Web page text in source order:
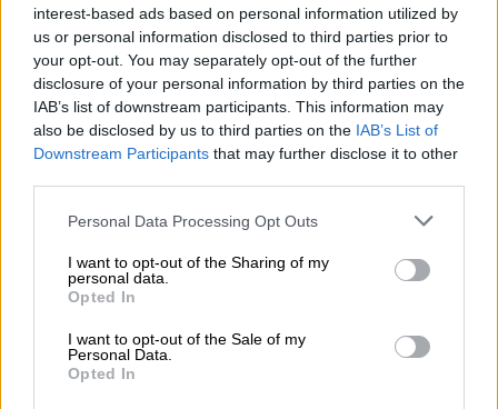
interest-based ads based on personal information utilized by
us or personal information disclosed to third parties prior to
your opt-out. You may separately opt-out of the further
disclosure of your personal information by third parties on the
IAB’s list of downstream participants. This information may
also be disclosed by us to third parties on the IAB’s List of
Downstream Participants that may further disclose it to other
Personal Data Processing Opt Outs
I want to opt-out of the Sharing of my
personal data.
Opted In
I want to opt-out of the Sale of my
Personal Data.
Opted In
Οι αισθητήρες βλέπουν καλύτερα από τον άνθρωπο. Πάντα;
11:01
Generali: Αποτελέσματα Α' Εξαμήνου - Εξαιρετική ανάπτυξη
στα Λειτουργικά και Προσαρμοσμένα Καθαρά Αποτελέσματα
με συμβολή από όλες τις επιχειρηματικές δραστηριότητες
Συνταξιοδότησης: Νέο πεδίο ανάπτυξης για ασφαλιστικές και
ασφαλιστές
CrediaBank: Οικονομικά Αποτελέσματα A’ Εξαμήνου 2026 -
Υψηλοί ρυθμοί ανάπτυξης και νέα ρεκόρ επιδόσεων